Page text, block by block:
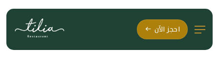
احجز الآن